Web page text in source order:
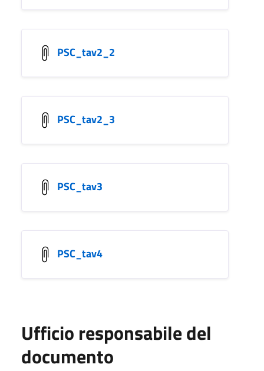
PSC_tav2_2
PSC_tav2_3
PSC_tav3
PSC_tav4
Ufficio responsabile del
documento